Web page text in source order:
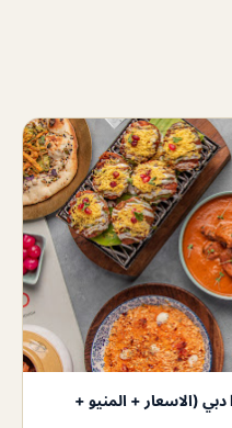
مطعم Bombay Borough Dubai دبي (الاسعار + المنيو +